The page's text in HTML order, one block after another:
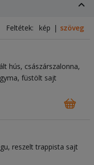
Feltétek: kép szöveg
hús császárszalonna
füstölt sajt
reszelt trappista sajt